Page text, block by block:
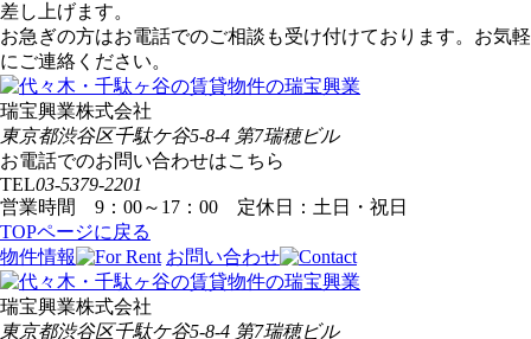
差し上げます。
お急ぎの方はお電話でのご相談も受け付けております。お気軽
にご連絡ください。
瑞宝興業株式会社
東京都渋谷区千駄ケ谷5-8-4 第7瑞穂ビル
お電話でのお問い合わせはこちら
TEL03-5379-2201
営業時間 9：00～17：00 定休日：土日・祝日
TOPページに戻る
物件情報
お問い合わせ
瑞宝興業株式会社
東京都渋谷区千駄ケ谷5-8-4 第7瑞穂ビル